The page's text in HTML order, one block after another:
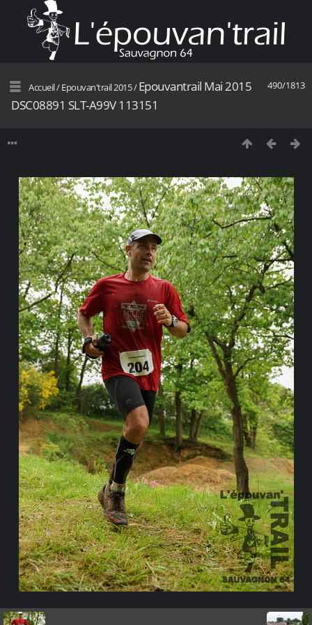
490/1813
Accueil/Epouvan'trail 2015/Epouvantrail Mai 2015
DSC08891 SLT-A99V 113151